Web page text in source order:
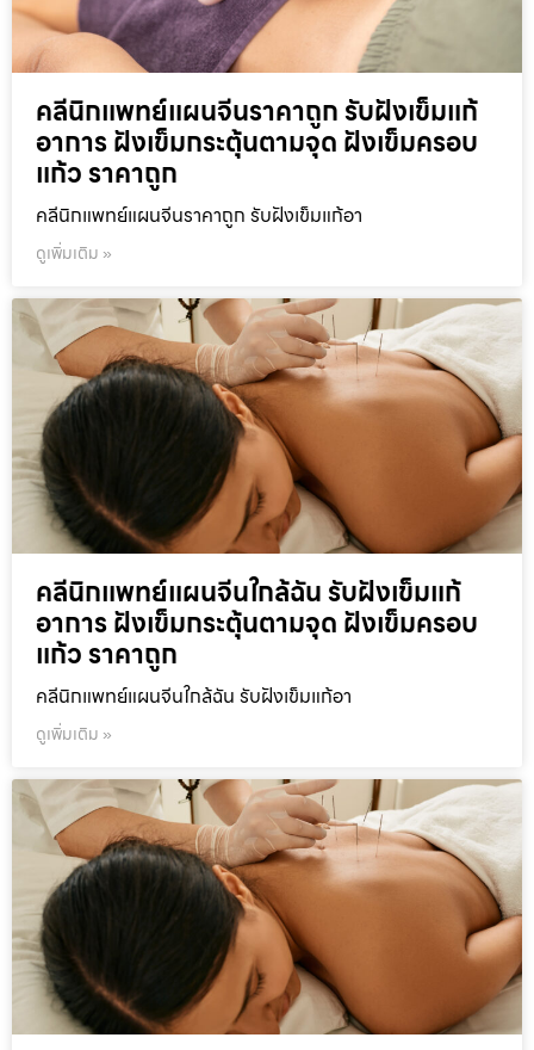
คลีนิกแพทย์แผนจีนราคาถูก รับฝังเข็มแก้
อาการ ฝังเข็มกระตุ้นตามจุด ฝังเข็มครอบ
แก้ว ราคาถูก
คลีนิกแพทย์แผนจีนราคาถูก รับฝังเข็มแก้อา
ดูเพิ่มเติม »
คลีนิกแพทย์แผนจีนใกล้ฉัน รับฝังเข็มแก้
อาการ ฝังเข็มกระตุ้นตามจุด ฝังเข็มครอบ
แก้ว ราคาถูก
คลีนิกแพทย์แผนจีนใกล้ฉัน รับฝังเข็มแก้อา
ดูเพิ่มเติม »